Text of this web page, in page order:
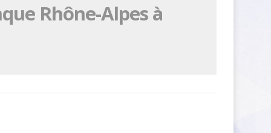
Rhône-Alpes à